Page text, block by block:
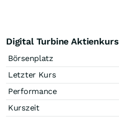
Digital Turbine Aktienkurs
Börsenplatz
Letzter Kurs
Performance
Kurszeit